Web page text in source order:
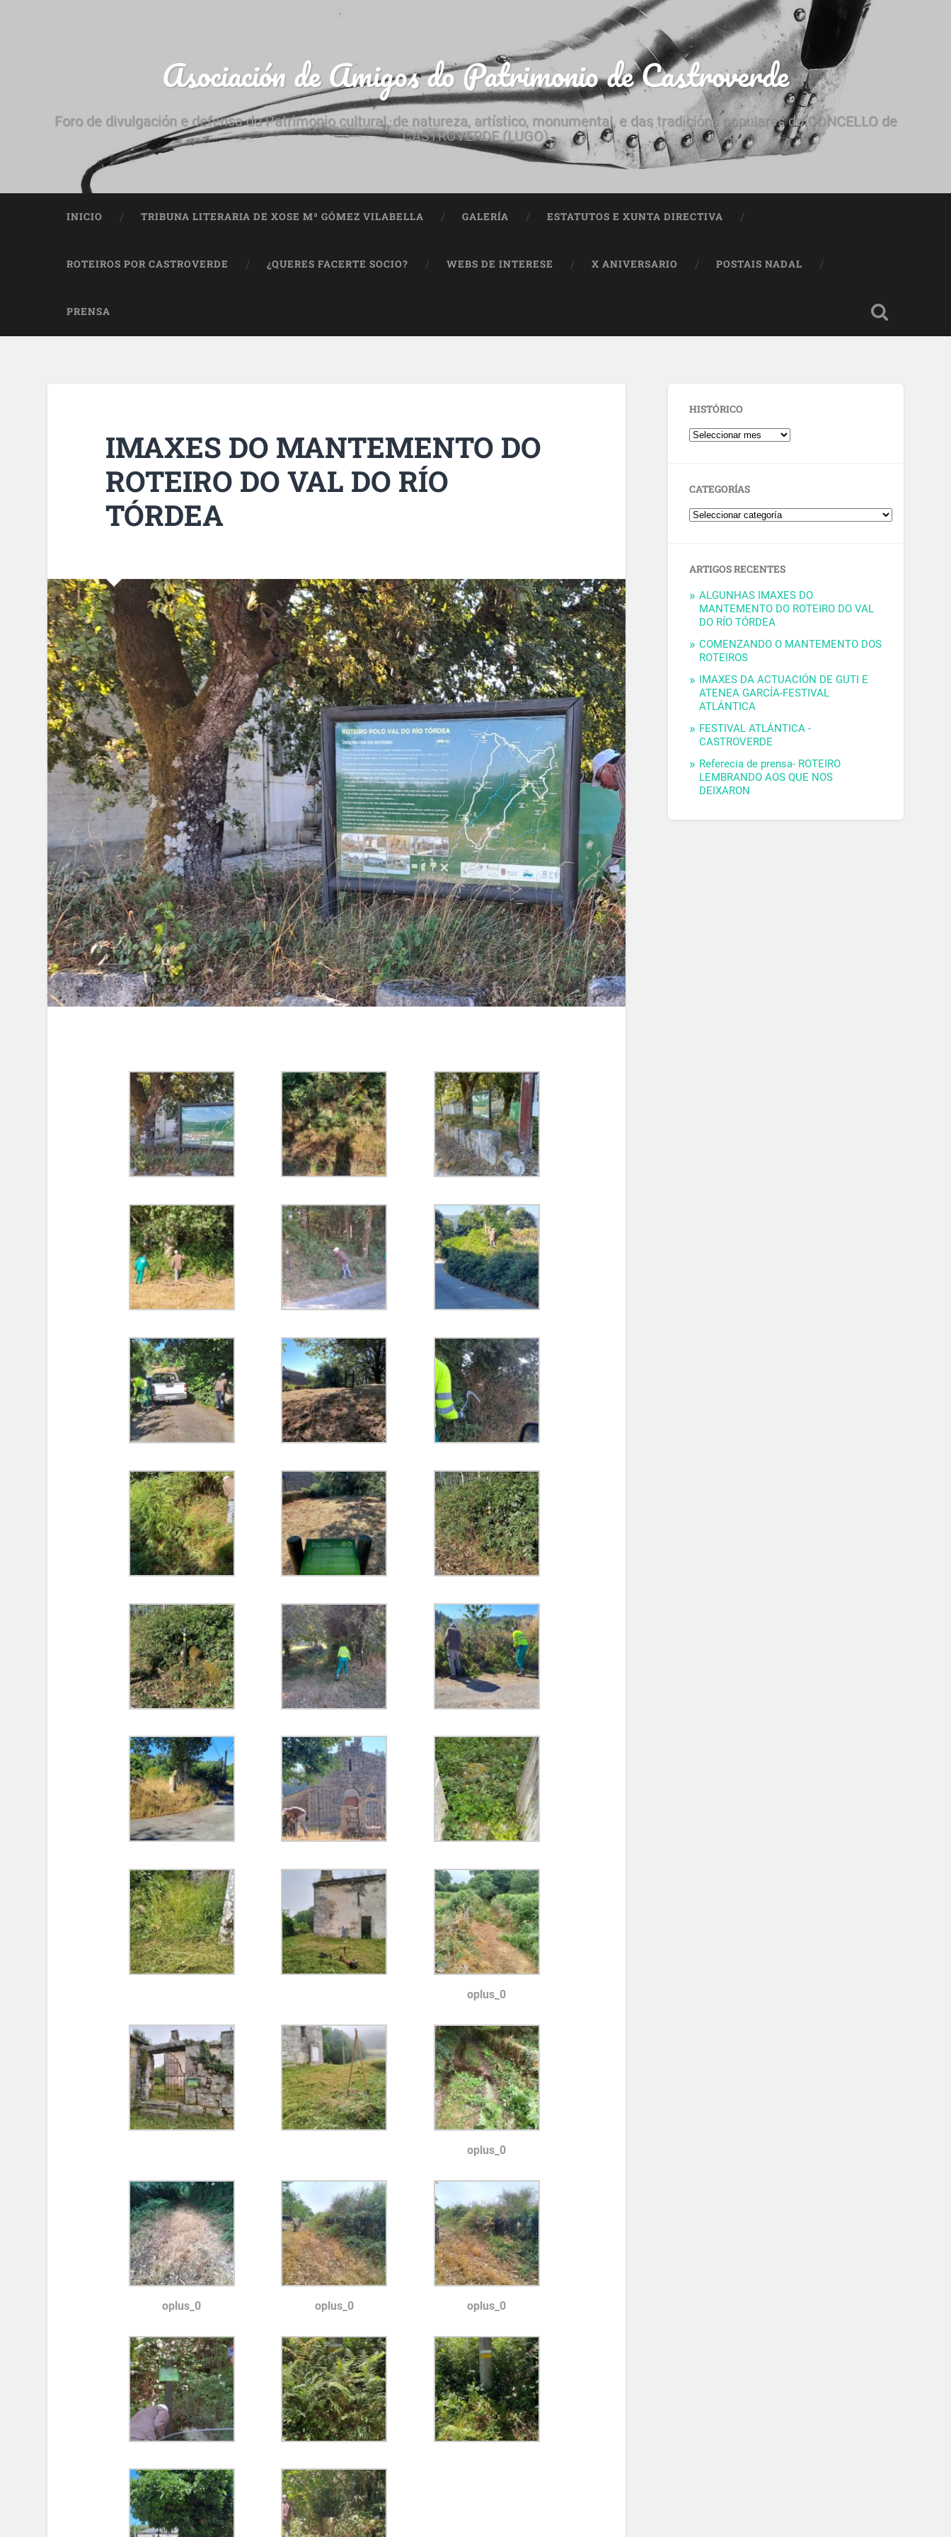
Asociación de Amigos do Patrimonio de Castroverde
Foro de divulgación e defensa do Patrimonio cultural, de natureza, artístico, monumental, e das tradicións populares do CONCELLO de
CASTROVERDE (LUGO)
INICIO TRIBUNA LITERARIA DE XOSE Mª GÓMEZ VILABELLA GALERÍA ESTATUTOS E XUNTA DIRECTIVA
ROTEIROS POR CASTROVERDE ¿QUERES FACERTE SOCIO? WEBS DE INTERESE X ANIVERSARIO POSTAIS NADAL
PRENSA
IMAXES DO MANTEMENTO DO
ROTEIRO DO VAL DO RÍO
TÓRDEA
oplus_0
oplus_0
oplus_0 oplus_0 oplus_0
HISTÓRICO
CATEGORÍAS
ARTIGOS RECENTES
ALGUNHAS IMAXES DO
MANTEMENTO DO ROTEIRO DO VAL
DO RÍO TÓRDEA
COMENZANDO O MANTEMENTO DOS
ROTEIROS
IMAXES DA ACTUACIÓN DE GUTI E
ATENEA GARCÍA-FESTIVAL
ATLÁNTICA
FESTIVAL ATLÁNTICA -
CASTROVERDE
Referecia de prensa- ROTEIRO
LEMBRANDO AOS QUE NOS
DEIXARON